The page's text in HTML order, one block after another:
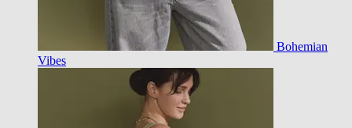
Bohemian
Vibes